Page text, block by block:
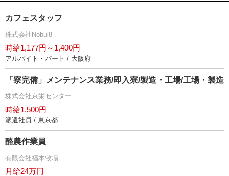
カフェスタッフ
株式会社Nobul8
時給1,177円～1,400円
アルバイト・パート / 大阪府
「寮完備」メンテナンス業務/即入寮/製造・工場/工場・製造
株式会社京栄センター
時給1,500円
派遣社員 / 東京都
酪農作業員
有限会社福本牧場
月給24万円